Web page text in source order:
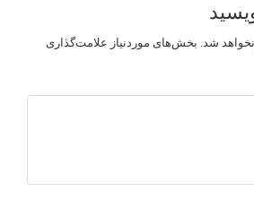
شد. بخش‌های موردنیاز علامت‌گذاری